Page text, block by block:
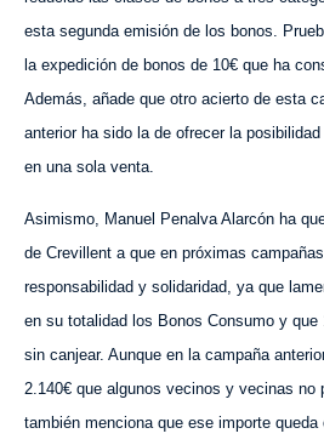
esta segunda emisión de los bonos.
la expedición de bonos de 10€ que ha
Además, añade que otro acierto de esta
anterior ha sido la de ofrecer la
en una sola venta.
Asimismo, Manuel Penalva Alarcón ha
de Crevillent a que en próximas
responsabilidad y solidaridad, ya que
en su totalidad los Bonos Consumo y que
sin canjear. Aunque en la campaña
2.140€ que algunos vecinos y vecinas no
también menciona que ese importe queda